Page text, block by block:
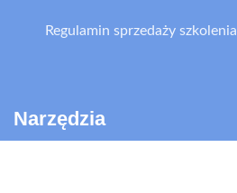
Regulamin sprzedaży szkolenia
Narzędzia